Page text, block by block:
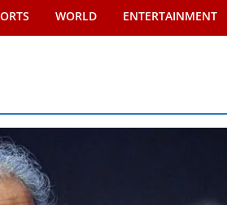
WORLD ENTERTAINMENT